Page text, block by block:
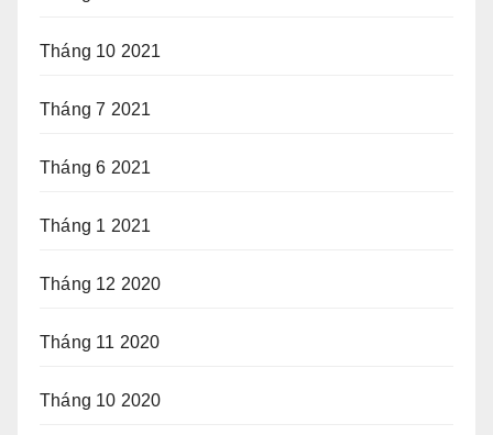
Tháng 10 2021
Tháng 7 2021
Tháng 6 2021
Tháng 1 2021
Tháng 12 2020
Tháng 11 2020
Tháng 10 2020